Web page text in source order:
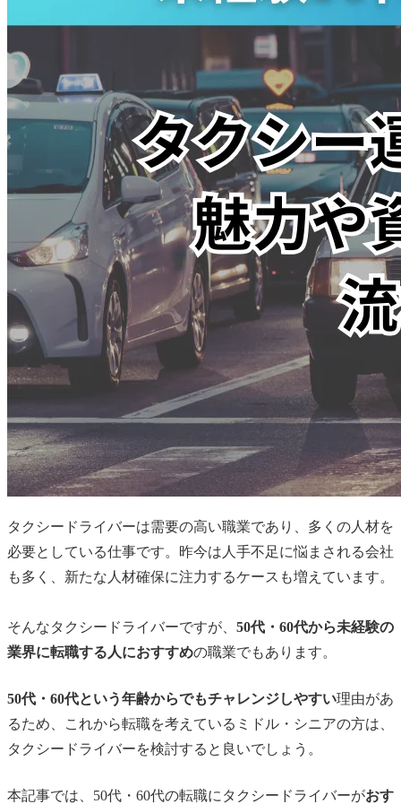
タクシードライバーは需要の高い職業であり、多くの人材を
必要としている仕事です。昨今は人手不足に悩まされる会社
も多く、新たな人材確保に注力するケースも増えています。
そんなタクシードライバーですが、 50代・60代から未経験の
業界に転職する人におすすめの職業でもあります。
50代・60代という年齢からでもチャレンジしやすい理由があ
るため、これから転職を考えているミドル・シニアの方は、
タクシードライバーを検討すると良いでしょう。
本記事では、50代・60代の転職にタクシードライバーがおす